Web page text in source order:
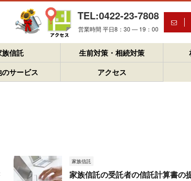
TEL:0422-23-7808
営業時間 平日8：30 ― 19：00
族信託 生前対策・相続対策
サービス アクセス
家族信託
家族信託の受託者の信託計算書の